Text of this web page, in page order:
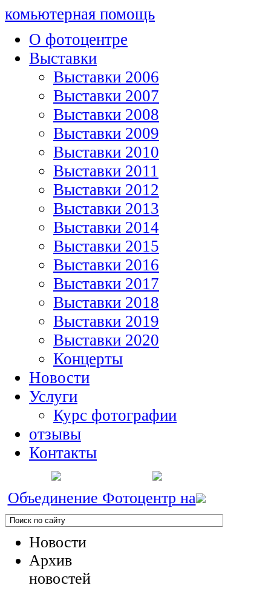
комьютерная помощь
О фотоцентре
Выставки
Выставки 2006
Выставки 2007
Выставки 2008
Выставки 2009
Выставки 2010
Выставки 2011
Выставки 2012
Выставки 2013
Выставки 2014
Выставки 2015
Выставки 2016
Выставки 2017
Выставки 2018
Выставки 2019
Выставки 2020
Концерты
Новости
Услуги
Курс фотографии
отзывы
Контакты
Объединение Фотоцентр на
Новости
Архив
новостей